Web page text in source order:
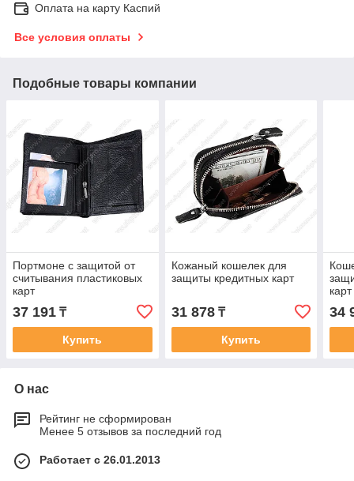
Оплата на карту Каспий
Все условия оплаты
Подобные товары компании
Портмоне с защитой от
считывания пластиковых
карт
37 191 ₸
Купить
Кожаный кошелек для
защиты кредитных карт
31 878₸
Купить
карт
34
О нас
Рейтинг не сформирован
Менее 5 отзывов за последний год
Работает с 26.01.2013